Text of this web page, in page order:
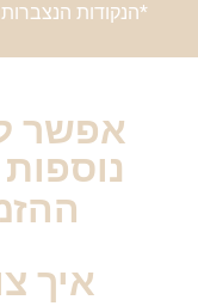
*הנקודות
איך